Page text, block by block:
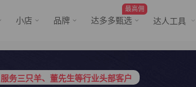
小店 品牌
最高佣
达多多甄选 达人工具
服务三只羊、董先生等行业头部客户
服务三只羊、董先生等行业头部客户